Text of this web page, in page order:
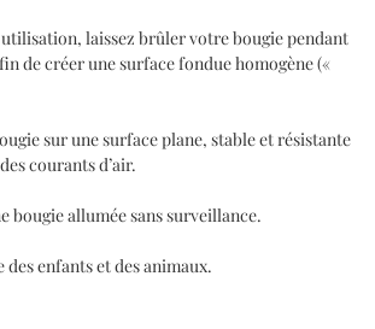
laissez brûler votre bougie pendant
de créer une surface fondue homogène («
sur une surface plane, stable et résistante
courants d’air.
bougie allumée sans surveillance.
enfants et des animaux.